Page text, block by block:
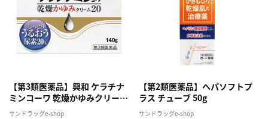
【第3類医薬品】興和 ケラチナ
ミンコーワ 乾燥かゆみクリーム
20 140g
サンドラッグe-shop
【第2類医薬品】ヘパソフトプ
ラス チューブ 50g
サンドラッグe-shop